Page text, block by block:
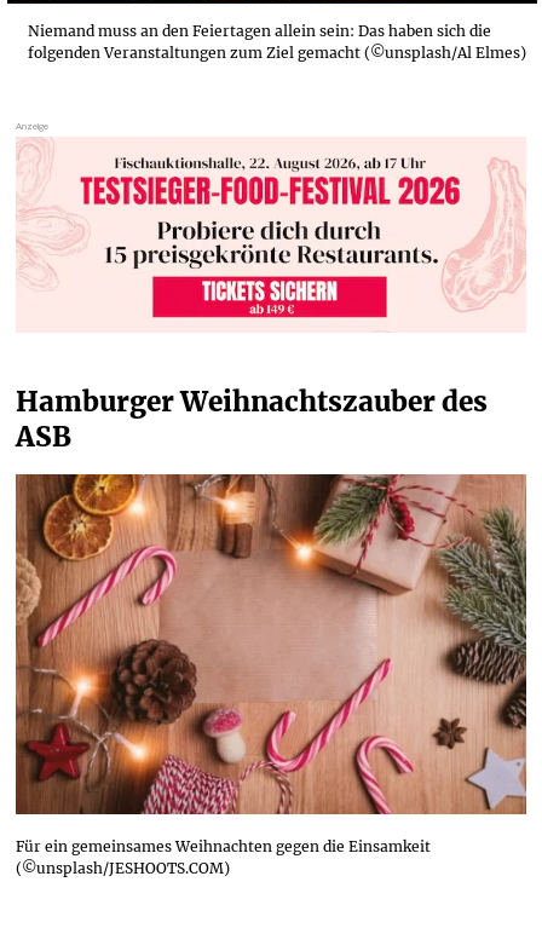
Niemand muss an den Feiertagen allein sein: Das haben sich die
folgenden Veranstaltungen zum Ziel gemacht (©unsplash/Al Elmes)
Hamburger Weihnachtszauber des
ASB
Für ein gemeinsames Weihnachten gegen die Einsamkeit
(©unsplash/JESHOOTS.COM)